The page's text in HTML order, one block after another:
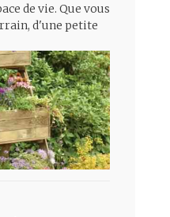
de vie. Que vous
d'une petite